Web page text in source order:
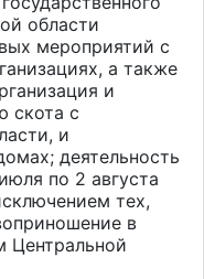
области
мероприятий с
а также
и
скота с
и
деятельность
по 2 августа
тех,
в
Центральной